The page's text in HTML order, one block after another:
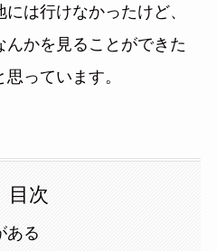
は行けなかったけど、
かを見ることができた
っています。
目次
ある